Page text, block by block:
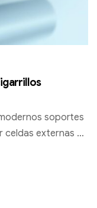
soportes
externas de